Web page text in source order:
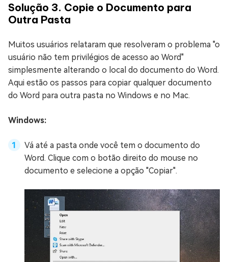
Solução 3. Copie o Documento para
Outra Pasta
Muitos usuários relataram que resolveram o problema "o
usuário não tem privilégios de acesso ao Word"
simplesmente alterando o local do documento do Word.
Aqui estão os passos para copiar qualquer documento
do Word para outra pasta no Windows e no Mac.
Windows:
Vá até a pasta onde você tem o documento do
Word. Clique com o botão direito do mouse no
documento e selecione a opção "Copiar".